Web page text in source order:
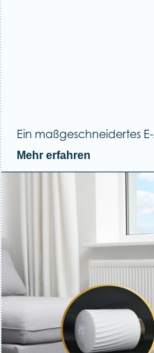
Ein maßgeschneidertes
Mehr erfahren